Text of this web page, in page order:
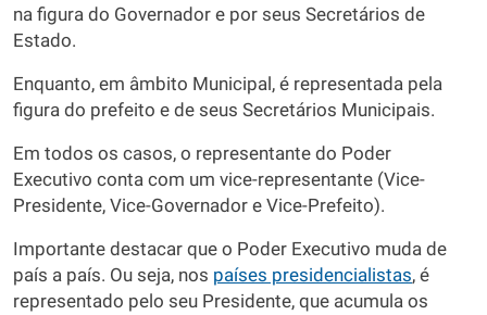
na figura do Governador e por seus Secretários de
Estado.
Enquanto, em âmbito Municipal, é representada pela
figura do prefeito e de seus Secretários Municipais.
Em todos os casos, o representante do Poder
Executivo conta com um vice-representante (Vice-
Presidente, Vice-Governador e Vice-Prefeito).
Importante destacar que o Poder Executivo muda de
país a país. Ou seja, nos países presidencialistas, é
representado pelo seu Presidente, que acumula os